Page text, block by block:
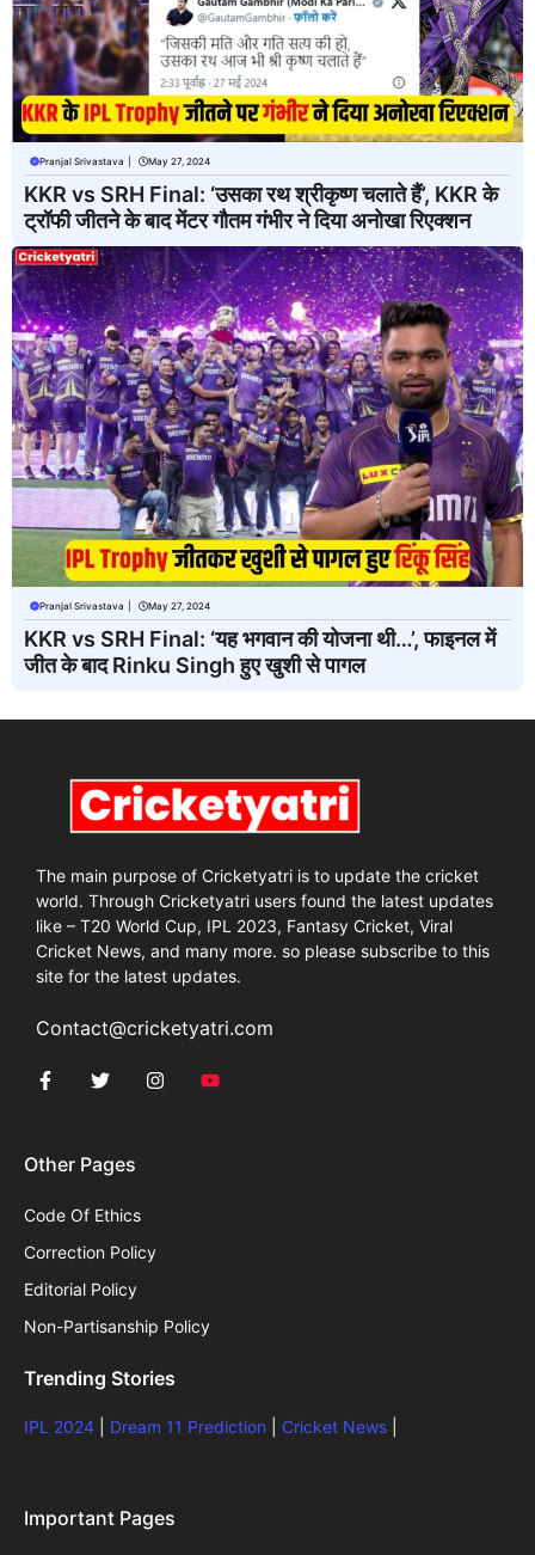
Pranjal Srivastava May 27, 2024
KKR vs SRH Final: ‘उसका रथ श्रीकृष्ण चलाते हैं’, KKR के
ट्रॉफी जीतने के बाद मेंटर गौतम गंभीर ने दिया अनोखा रिएक्शन
Pranjal Srivastava May 27, 2024
KKR vs SRH Final: ‘यह भगवान की योजना थी…’, फाइनल में
जीत के बाद Rinku Singh हुए खुशी से पागल
The main purpose of Cricketyatri is to update the cricket
world. Through Cricketyatri users found the latest updates
like – T20 World Cup, IPL 2023, Fantasy Cricket, Viral
Cricket News, and many more. so please subscribe to this
site for the latest updates.
Contact@cricketyatri.com
Other Pages
Code Of Ethics
Correction Policy
Editorial Policy
Non-Partisanship Policy
Trending Stories
IPL 2024 Dream 11 Prediction Cricket News
Important Pages